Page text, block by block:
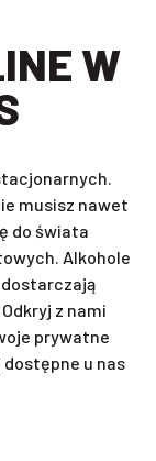
musisz nawet
do świata
Alkohole
z nami
prywatne
u nas